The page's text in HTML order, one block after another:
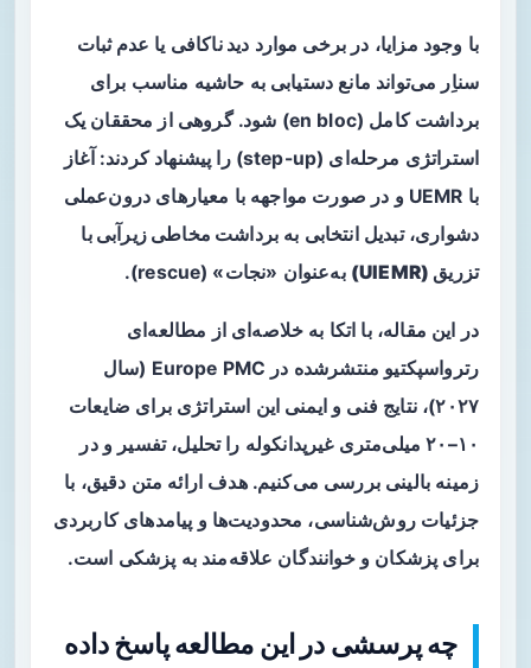
با وجود مزایا، در برخی موارد دید ناکافی یا عدم ثبات
سناِر می‌تواند مانع دستیابی به حاشیه مناسب برای
برداشت کامل (en bloc) شود. گروهی از محققان یک
استراتژی مرحله‌ای (step-up) را پیشنهاد کردند: آغاز
با UEMR و در صورت مواجهه با معیارهای درون‌عملی
دشواری، تبدیل انتخابی به برداشت مخاطی زیرآبی با
تزریق (UIEMR)
به‌عنوان «نجات» (rescue).
در این مقاله، با اتکا به خلاصه‌ای از مطالعه‌ای
رترواسپکتیو منتشرشده در Europe PMC (سال
۲۰۲۷)، نتایج فنی و ایمنی این استراتژی برای ضایعات
۱۰–۲۰ میلی‌متری غیرپدانکوله را تحلیل، تفسیر و در
زمینه بالینی بررسی می‌کنیم. هدف ارائه متن دقیق، با
جزئیات روش‌شناسی، محدودیت‌ها و پیامدهای کاربردی
برای پزشکان و خوانندگان علاقه‌مند به پزشکی است.
چه پرسشی در این مطالعه پاسخ داده